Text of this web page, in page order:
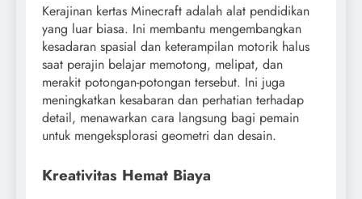
Kerajinan kertas Minecraft adalah alat pendidikan
yang luar biasa. Ini membantu mengembangkan
kesadaran spasial dan keterampilan motorik halus
saat perajin belajar memotong, melipat, dan
merakit potongan-potongan tersebut. Ini juga
meningkatkan kesabaran dan perhatian terhadap
detail, menawarkan cara langsung bagi pemain
untuk mengeksplorasi geometri dan desain.
Kreativitas Hemat Biaya